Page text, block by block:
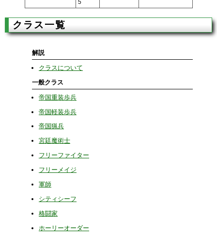
5
クラス一覧
解説
クラスについて
一般クラス
帝国重装歩兵
帝国軽装歩兵
帝国猟兵
宮廷魔術士
フリーファイター
フリーメイジ
軍師
シティシーフ
格闘家
ホーリーオーダー